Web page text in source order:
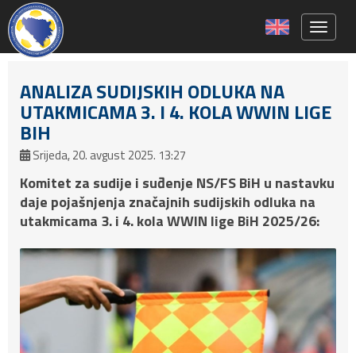
ANALIZA SUDIJSKIH ODLUKA NA
UTAKMICAMA 3. I 4. KOLA WWIN LIGE
BIH
Srijeda, 20. avgust 2025. 13:27
Komitet za sudije i suđenje NS/FS BiH u nastavku
daje pojašnjenja značajnih sudijskih odluka na
utakmicama 3. i 4. kola WWIN lige BiH 2025/26: